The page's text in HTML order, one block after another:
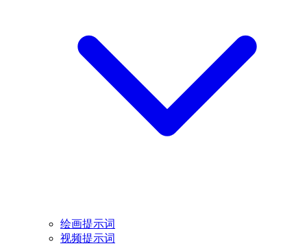
绘画提示词
视频提示词